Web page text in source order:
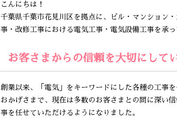
こんにちは！
千葉県千葉市花見川区を拠点に、ビル・マンション
事・改修工事における電気工事・電気設備工事を承
お客さまからの信頼を大切にして
創業以来、「電気」をキーワードにした各種の工事
おかげさまで、現在は多数のお客さまとの間に深い
事を任せていただけるようになりました。